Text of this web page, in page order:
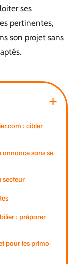
ses
pertinentes,
son projet sans
: cibler
sans se
secteur
: préparer
pour les primo-